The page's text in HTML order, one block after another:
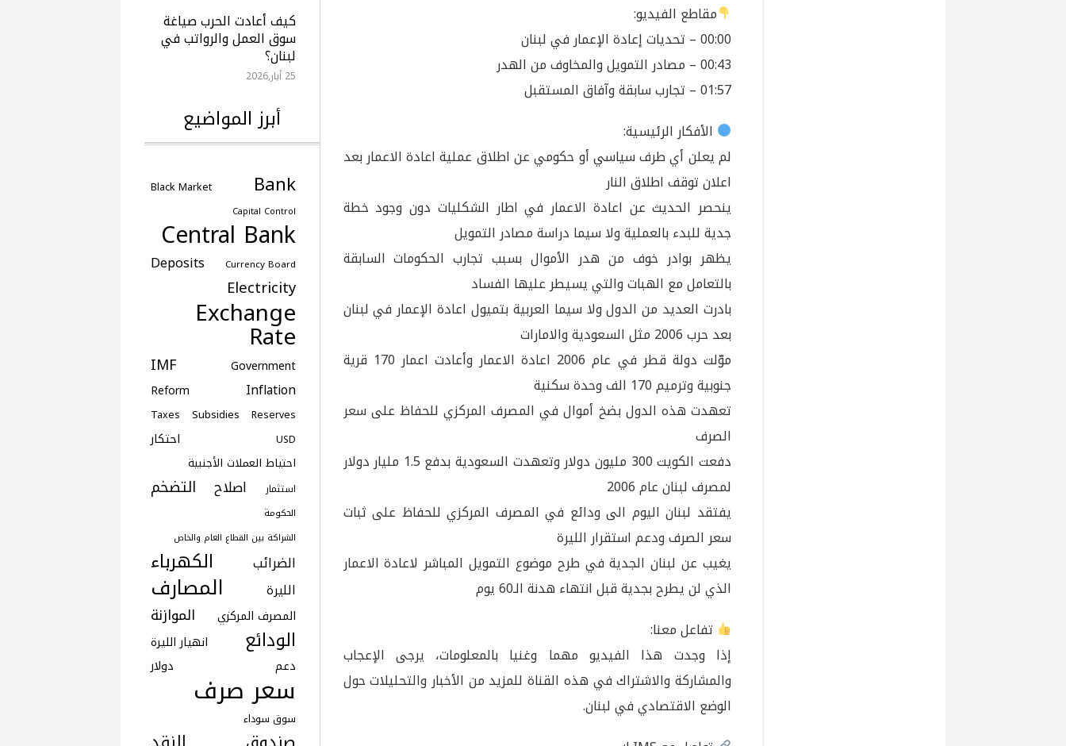
مقاطع الفيديو:
00:00 – تحديات إعادة الإعمار في لبنان
00:43 – مصادر التمويل والمخاوف من الهدر
01:57 – تجارب سابقة وآفاق المستقبل
الأفكار الرئيسية:
لم يعلن أي طرف سياسي أو حكومي عن اطلاق عملية اعادة الاعمار بعد
اعلان توقف اطلاق النار
ينحصر الحديث عن اعادة الاعمار في اطار الشكليات دون وجود خطة
جدية للبدء بالعملية ولا سيما دراسة مصادر التمويل
يظهر بوادر خوف من هدر الأموال بسبب تجارب الحكومات السابقة
بالتعامل مع الهبات والتي يسيطر عليها الفساد
بادرت العديد من الدول ولا سيما العربية بتميول اعادة الإعمار في لبنان
بعد حرب 2006 مثل السعودية والامارات
موّلت دولة قطر في عام 2006 اعادة الاعمار وأعادت اعمار 170 قرية
جنوبية وترميم 170 الف وحدة سكنية
تعهدت هذه الدول بضخ أموال في المصرف المركزي للحفاظ على سعر
الصرف
دفعت الكويت 300 مليون دولار وتعهدت السعودية بدفع 1.5 مليار دولار
لمصرف لبنان عام 2006
يفتقد لبنان اليوم الى ودائع في المصرف المركزي للحفاظ على ثبات
سعر الصرف ودعم استقرار الليرة
يغيب عن لبنان الجدية في طرح موضوع التمويل المباشر لاعادة الاعمار
الذي لن يطرح بجدية قبل انتهاء هدنة الـ60 يوم
تفاعل معنا:
إذا وجدت هذا الفيديو مهما وغنيا بالمعلومات، يرجى الإعجاب
والمشاركة والاشتراك في هذه القناة للمزيد من الأخبار والتحليلات حول
الوضع الاقتصادي في لبنان.
كيف أعادت الحرب صياغة
سوق العمل والرواتب في
لبنان؟
25 أيار,2026
أبرز المواضيع
Bank
Black Market
Capital Control
Central Bank
Currency Board
Deposits
Electricity
Exchange
Rate
Government
IMF
Inflation
Reform
Reserves
Subsidies
Taxes
USD احتكار
احتياط العملات الأجنبية
استثمار اصلاح التضخم
الحكومة
الشراكة بين القطاع العام والخاص
الضرائب الكهرباء
الليرة المصارف
المصرف المركزي الموازنة
الودائع
انهيار الليرة
دعم
دولار
سعر صرف
سوق سوداء